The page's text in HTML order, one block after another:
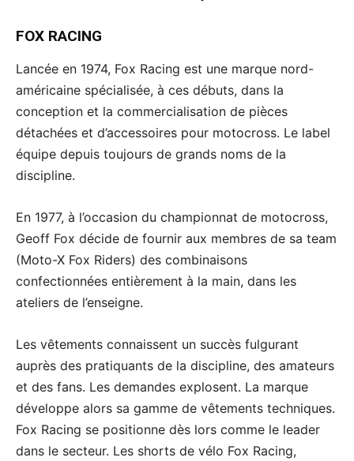
FOX RACING
Lancée en 1974, Fox Racing est une marque nord-
américaine spécialisée, à ces débuts, dans la
conception et la commercialisation de pièces
détachées et d’accessoires pour motocross. Le label
équipe depuis toujours de grands noms de la
discipline.
En 1977, à l’occasion du championnat de motocross,
Geoff Fox décide de fournir aux membres de sa team
(Moto-X Fox Riders) des combinaisons
confectionnées entièrement à la main, dans les
ateliers de l’enseigne.
Les vêtements connaissent un succès fulgurant
auprès des pratiquants de la discipline, des amateurs
et des fans. Les demandes explosent. La marque
développe alors sa gamme de vêtements techniques.
Fox Racing se positionne dès lors comme le leader
dans le secteur. Les shorts de vélo Fox Racing,